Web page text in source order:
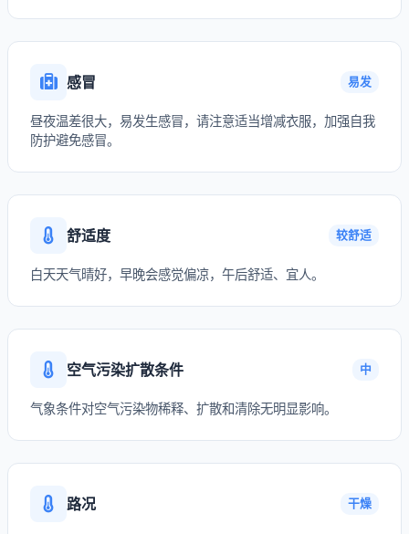
感冒 易发
昼夜温差很大，易发生感冒，请注意适当增减衣服，加强自我
防护避免感冒。
舒适度 较舒适
白天天气晴好，早晚会感觉偏凉，午后舒适、宜人。
空气污染扩散条件 中
气象条件对空气污染物稀释、扩散和清除无明显影响。
路况 干燥